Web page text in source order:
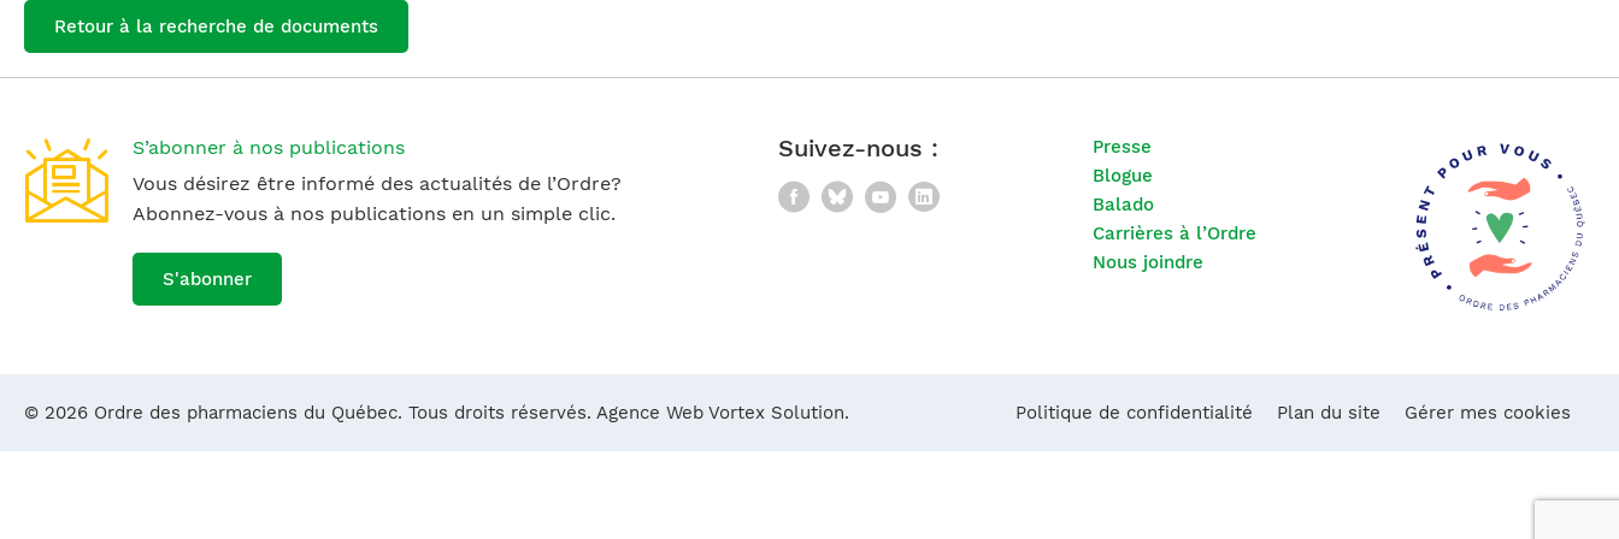
Retour à la recherche de documents
S’abonner à nos publications
Vous désirez être informé des actualités de l’Ordre?
Abonnez-vous à nos publications en un simple clic.
S'abonner
Suivez-nous :
Facebook
BlueskyYouTube
LinkedIn
Presse
Blogue
Balado
Carrières à l’Ordre
Nous joindre
© 2026 Ordre des pharmaciens du Québec. Tous droits réservés. Agence Web Vortex Solution. Politique de confidentialité Plan du site Gérer mes cookies